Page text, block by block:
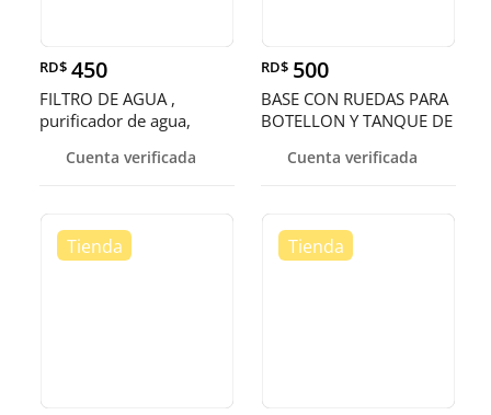
RD$ 450
FILTRO DE AGUA ,
purificador de agua,
Cuenta verificada
RD$ 500
BASE CON RUEDAS PARA
BOTELLON Y TANQUE DE
Cuenta verificada